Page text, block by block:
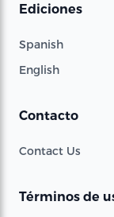
Ediciones
Spanish
English
Contacto
Contact Us
Términos de